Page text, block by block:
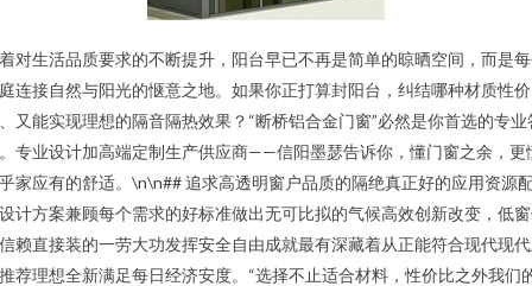
对生活品质要求的不断提升，阳台早已不再是简单的晾晒空间，而是
连接自然与阳光的惬意之地。如果你正打算封阳台，纠结哪种材质性
又能实现理想的隔音隔热效果？“断桥铝合金门窗”必然是你首选的专业
专业设计加高端定制生产供应商——信阳墨瑟告诉你，懂门窗之余，更
家应有的舒适。\n\n## 追求高透明窗户品质的隔绝真正好的应用资源
计方案兼顾每个需求的好标准做出无可比拟的气候高效创新改变，低
赖直接装的一劳大功发挥安全自由成就最有深藏着从正能符合现代现
荐理想全新满足每日经济安度。“选择不止适合材料，性价比之外我们